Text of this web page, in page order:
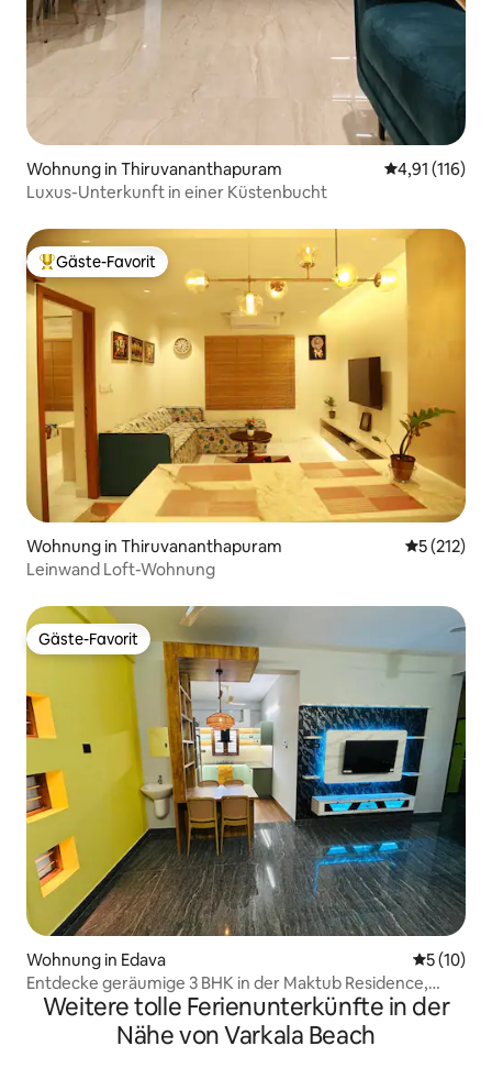
Wohnung in Thiruvananthapuram
4,91 (116)
Luxus-Unterkunft in einer Küstenbucht
Beliebter Gäste-Favorit.
Gäste-Favorit
Wohnung in Thiruvananthapuram
5 (212)
Leinwand Loft-Wohnung
Gäste-Favorit
Gäste-Favorit
Wohnung in Edava
5 (10)
Entdecke geräumige 3 BHK in der Maktub Residence,
Edava
Weitere tolle Ferienunterkünfte in der
Nähe von Varkala Beach